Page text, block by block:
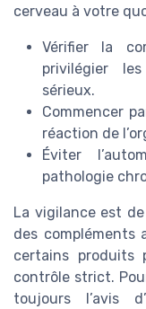
cerveau à votre
Vérifier la
privilégier
sérieux.
Commencer
réaction de
Éviter
pathologie
La vigilance est
des compléments
certains produits
contrôle strict.
toujours l’avis